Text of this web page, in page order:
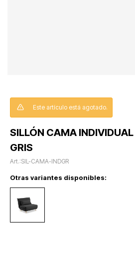
SILLÓN CAMA
GRIS
SIL-CAMA-INDGR
Este artículo está agotado.
Otras variantes disponibles: